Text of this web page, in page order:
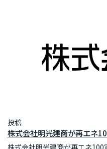
投稿
株式会社明光建商が再エネ
株式会社明光建商が再エネ